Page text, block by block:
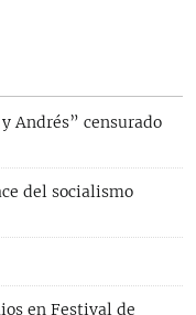
Andrés” censurado
del socialismo
en Festival de